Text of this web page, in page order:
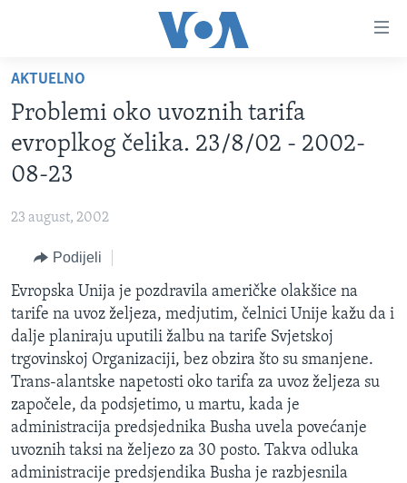
glavni
sadržaj
na
glavnu
Idi
pretragu
TV PROGRAM
FOTOGRAFIJE DANA
SJEDINJENE AMERIČKE DRŽAVE
BOSNA I HERCEGOVINA
SVIJET
NAUKA I TEHNOLOGIJA
SPECIJALNI PROJEKTI
KORUPCIJA
SLOBODA MEDIJA
ŽENSKA STRANA
IZBJEGLIČKA STRANA
MAGAZIN
O GLASU AMERIKE
AKTUELNO
Problemi oko uvoznih tarifa
evroplkog čelika. 23/8/02 - 2002-
08-23
23 august, 2002
Podijeli
Evropska Unija je pozdravila američke olakšice na
tarife na uvoz željeza, medjutim, čelnici Unije kažu da i
dalje planiraju uputili žalbu na tarife Svjetskoj
trgovinskoj Organizaciji, bez obzira što su smanjene.
Trans-alantske napetosti oko tarifa za uvoz željeza su
započele, da podsjetimo, u martu, kada je
administracija predsjednika Busha uvela povećanje
uvoznih taksi na željezo za 30 posto. Takva odluka
administracije predsjendika Busha je razbjesnila